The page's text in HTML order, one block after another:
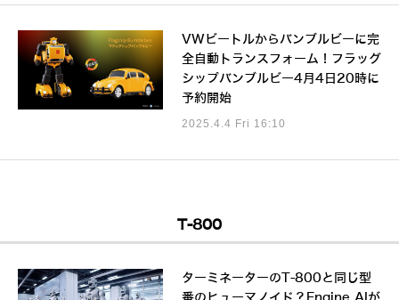
VWビートルからバンブルビーに完
全自動トランスフォーム！フラッグ
シップバンブルビー4月4日20時に
予約開始
2025.4.4 Fri 16:10
T-800
ターミネーターのT-800と同じ型